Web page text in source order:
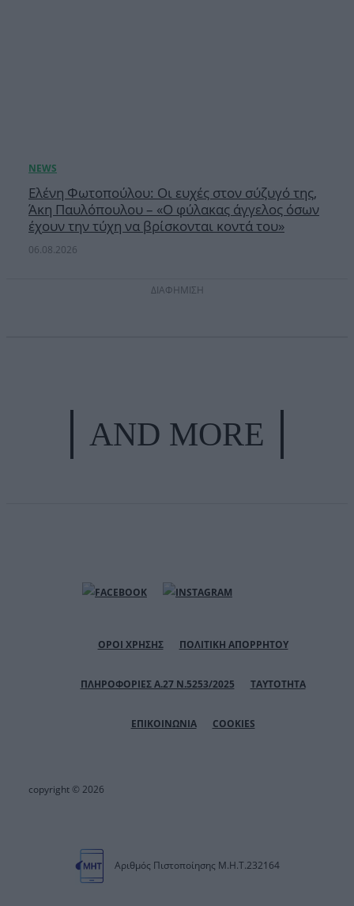
Ελένη Φωτοπούλου: Οι ευχές στον σύζυγό της,
Άκη Παυλόπουλου – «Ο φύλακας άγγελος όσων
έχουν την τύχη να βρίσκονται κοντά του»
06.08.2026
ΔΙΑΦΗΜΙΣΗ
AND MORE
ΟΡΟΙ ΧΡΗΣΗΣ ΠΟΛΙΤΙΚΗ ΑΠΟΡΡΗΤΟΥ
ΠΛΗΡΟΦΟΡΙΕΣ Α.27 Ν.5253/2025 ΤΑΥΤΟΤΗΤΑ
ΕΠΙΚΟΙΝΩΝΙΑ COOKIES
copyright © 2026
Αριθμός Πιστοποίησης Μ.Η.Τ.232164